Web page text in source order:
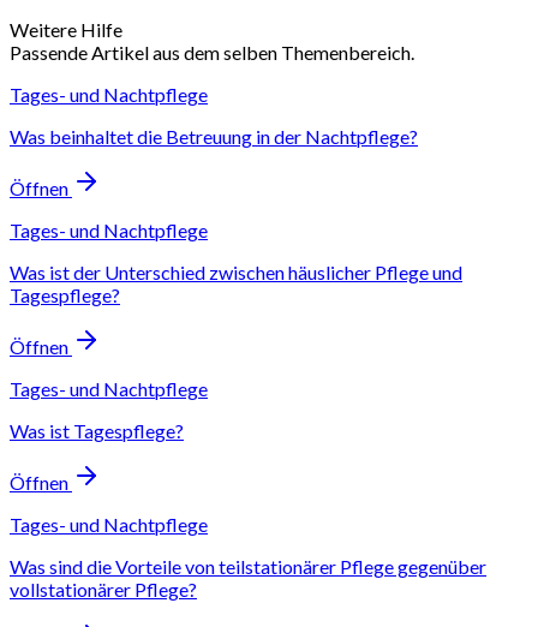
Weitere Hilfe
Passende Artikel aus dem selben Themenbereich.
Tages- und Nachtpflege
Was beinhaltet die Betreuung in der Nachtpflege?
Öffnen
Tages- und Nachtpflege
Was ist der Unterschied zwischen häuslicher Pflege und
Tagespflege?
Öffnen
Tages- und Nachtpflege
Was ist Tagespflege?
Öffnen
Tages- und Nachtpflege
Was sind die Vorteile von teilstationärer Pflege gegenüber
vollstationärer Pflege?